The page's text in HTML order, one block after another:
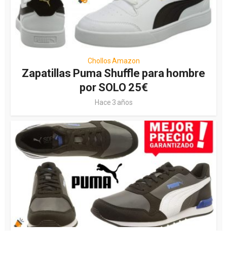
Chollos Amazon
Zapatillas Puma Shuffle para hombre
por SOLO 25€
Hace 3 años